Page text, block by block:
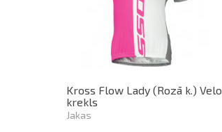
Kross Flow Lady (Rozā k.) Velo
krekls
Jakas